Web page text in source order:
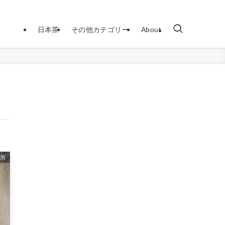
日本茶 その他カテゴリー About